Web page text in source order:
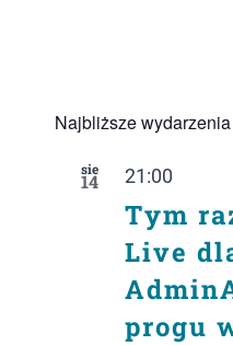
Najbliższe wydarzenia
sie
14 21:00
Tym
Live
progu